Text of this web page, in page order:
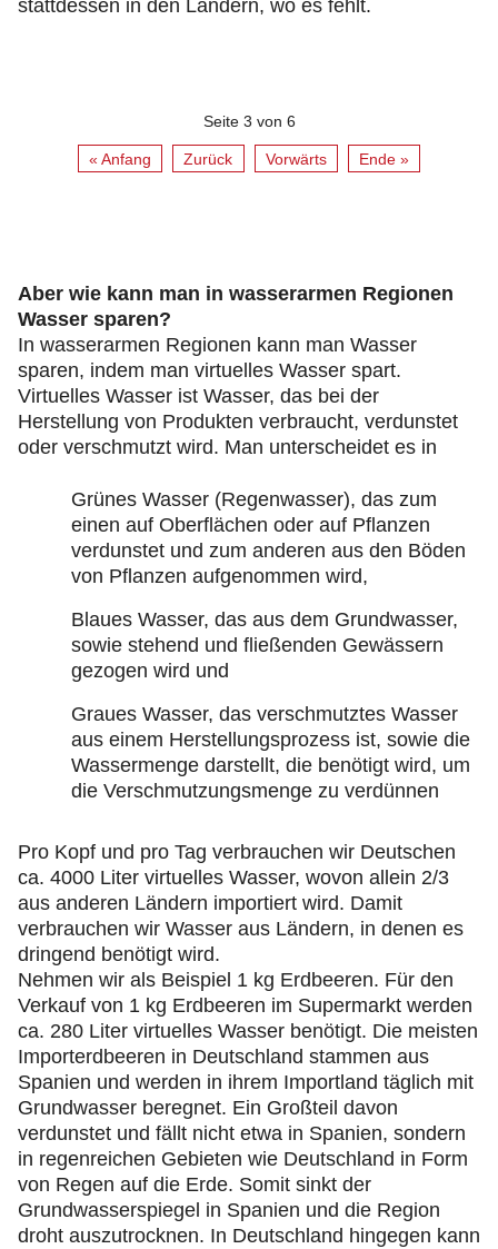
stattdessen in den Ländern, wo es fehlt.
Seite 3 von 6
« Anfang Zurück Vorwärts Ende »
Aber wie kann man in wasserarmen Regionen
Wasser sparen?
In wasserarmen Regionen kann man Wasser
sparen, indem man virtuelles Wasser spart.
Virtuelles Wasser ist Wasser, das bei der
Herstellung von Produkten verbraucht, verdunstet
oder verschmutzt wird. Man unterscheidet es in
Grünes Wasser (Regenwasser), das zum
einen auf Oberflächen oder auf Pflanzen
verdunstet und zum anderen aus den Böden
von Pflanzen aufgenommen wird,
Blaues Wasser, das aus dem Grundwasser,
sowie stehend und fließenden Gewässern
gezogen wird und
Graues Wasser, das verschmutztes Wasser
aus einem Herstellungsprozess ist, sowie die
Wassermenge darstellt, die benötigt wird, um
die Verschmutzungsmenge zu verdünnen
Pro Kopf und pro Tag verbrauchen wir Deutschen
ca. 4000 Liter virtuelles Wasser, wovon allein 2/3
aus anderen Ländern importiert wird. Damit
verbrauchen wir Wasser aus Ländern, in denen es
dringend benötigt wird.
Nehmen wir als Beispiel 1 kg Erdbeeren. Für den
Verkauf von 1 kg Erdbeeren im Supermarkt werden
ca. 280 Liter virtuelles Wasser benötigt. Die meisten
Importerdbeeren in Deutschland stammen aus
Spanien und werden in ihrem Importland täglich mit
Grundwasser beregnet. Ein Großteil davon
verdunstet und fällt nicht etwa in Spanien, sondern
in regenreichen Gebieten wie Deutschland in Form
von Regen auf die Erde. Somit sinkt der
Grundwasserspiegel in Spanien und die Region
droht auszutrocknen. In Deutschland hingegen kann